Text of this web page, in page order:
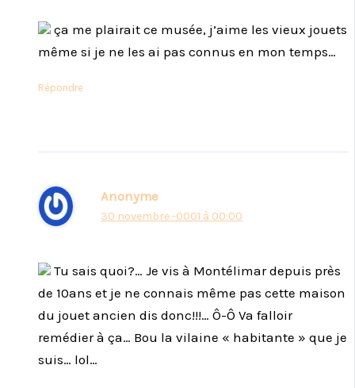
ça me plairait ce musée, j’aime les vieux jouets
même si je ne les ai pas connus en mon temps…
Répondre
Anonyme
30 novembre -0001 à 00:00
Tu sais quoi?… Je vis à Montélimar depuis près
de 10ans et je ne connais même pas cette maison
du jouet ancien dis donc!!!… Ô-Ô Va falloir
remédier à ça… Bou la vilaine « habitante » que je
suis… lol…